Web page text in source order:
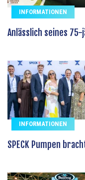
INFORMATIONEN
Anlässlich seines
INFORMATIONEN
SPECK Pumpen